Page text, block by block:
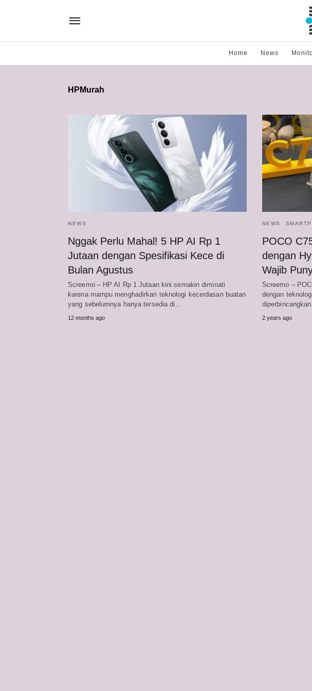
Home News
HPMurah
NEWS
Nggak Perlu Mahal! 5 HP AI Rp 1
Jutaan dengan Spesifikasi Kece di
Bulan Agustus
Screemo – HP AI Rp 1 Jutaan kini semakin diminati
karena mampu menghadirkan teknologi kecerdasan buatan
yang sebelumnya hanya tersedia di…
12 months ago
NEWS
POCO
dengan
Wajib
Screemo –
dengan
2 years ago